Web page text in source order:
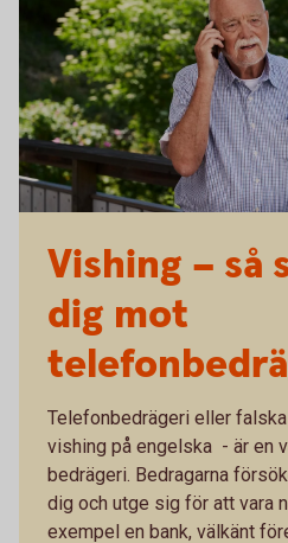
Vishing – så
dig mot
Telefonbedrägeri eller
vishing på engelska - är en
bedrägeri. Bedragarna
dig och utge sig för att vara
exempel en bank, välkänt